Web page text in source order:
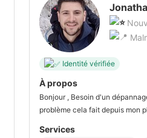
Identité vérifiée
À propos
Bonjour , Besoin d'un
problème cela fait depuis mon
Services